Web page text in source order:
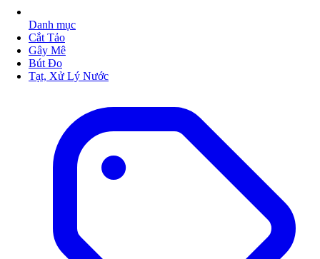
Danh mục
Cắt Tảo
Gây Mê
Bút Đo
Tạt, Xử Lý Nước